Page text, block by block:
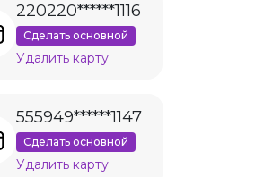
220220******1116
Сделать основной
Удалить карту
555949******1147
Сделать основной
Удалить карту